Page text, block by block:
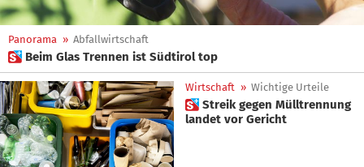
Panorama » Abfallwirtschaft
 Beim Glas Trennen ist Südtirol top
Wirtschaft » Wichtige Urteile
 Streik gegen Mülltrennung
landet vor Gericht